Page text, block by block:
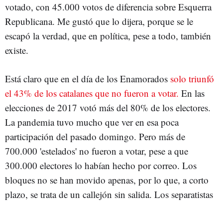
votado, con 45.000 votos de diferencia sobre Esquerra
Republicana. Me gustó que lo dijera, porque se le
escapó la verdad, que en política, pese a todo, también
existe.
Está claro que en el día de los Enamorados solo triunfó
el 43% de los catalanes que no fueron a votar. En las
elecciones de 2017 votó más del 80% de los electores.
La pandemia tuvo mucho que ver en esa poca
participación del pasado domingo. Pero más de
700.000 'estelados' no fueron a votar, pese a que
300.000 electores lo habían hecho por correo. Los
bloques no se han movido apenas, por lo que, a corto
plazo, se trata de un callejón sin salida. Los separatistas